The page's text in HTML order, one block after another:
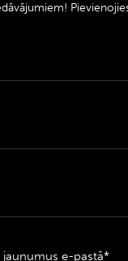
jaunumus e-pastā*